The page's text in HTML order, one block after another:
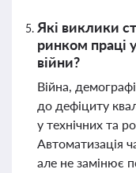
Які виклики
ринком праці
війни?
Війна,
до дефіциту
у технічних та
Автоматизація
але не замінює